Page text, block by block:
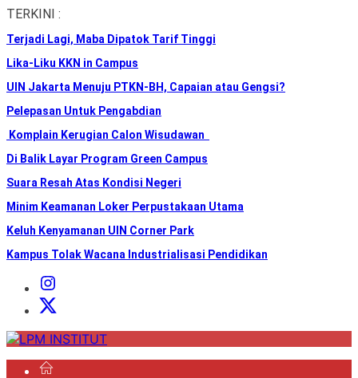
Skip
the
content
TERKINI :
Terjadi Lagi, Maba Dipatok Tarif Tinggi
Lika-Liku KKN in Campus
UIN Jakarta Menuju PTKN-BH, Capaian atau Gengsi?
Pelepasan Untuk Pengabdian
Komplain Kerugian Calon Wisudawan
Di Balik Layar Program Green Campus
Suara Resah Atas Kondisi Negeri
Minim Keamanan Loker Perpustakaan Utama
Keluh Kenyamanan UIN Corner Park
Kampus Tolak Wacana Industrialisasi Pendidikan
Instagram
Institut
X
LPM